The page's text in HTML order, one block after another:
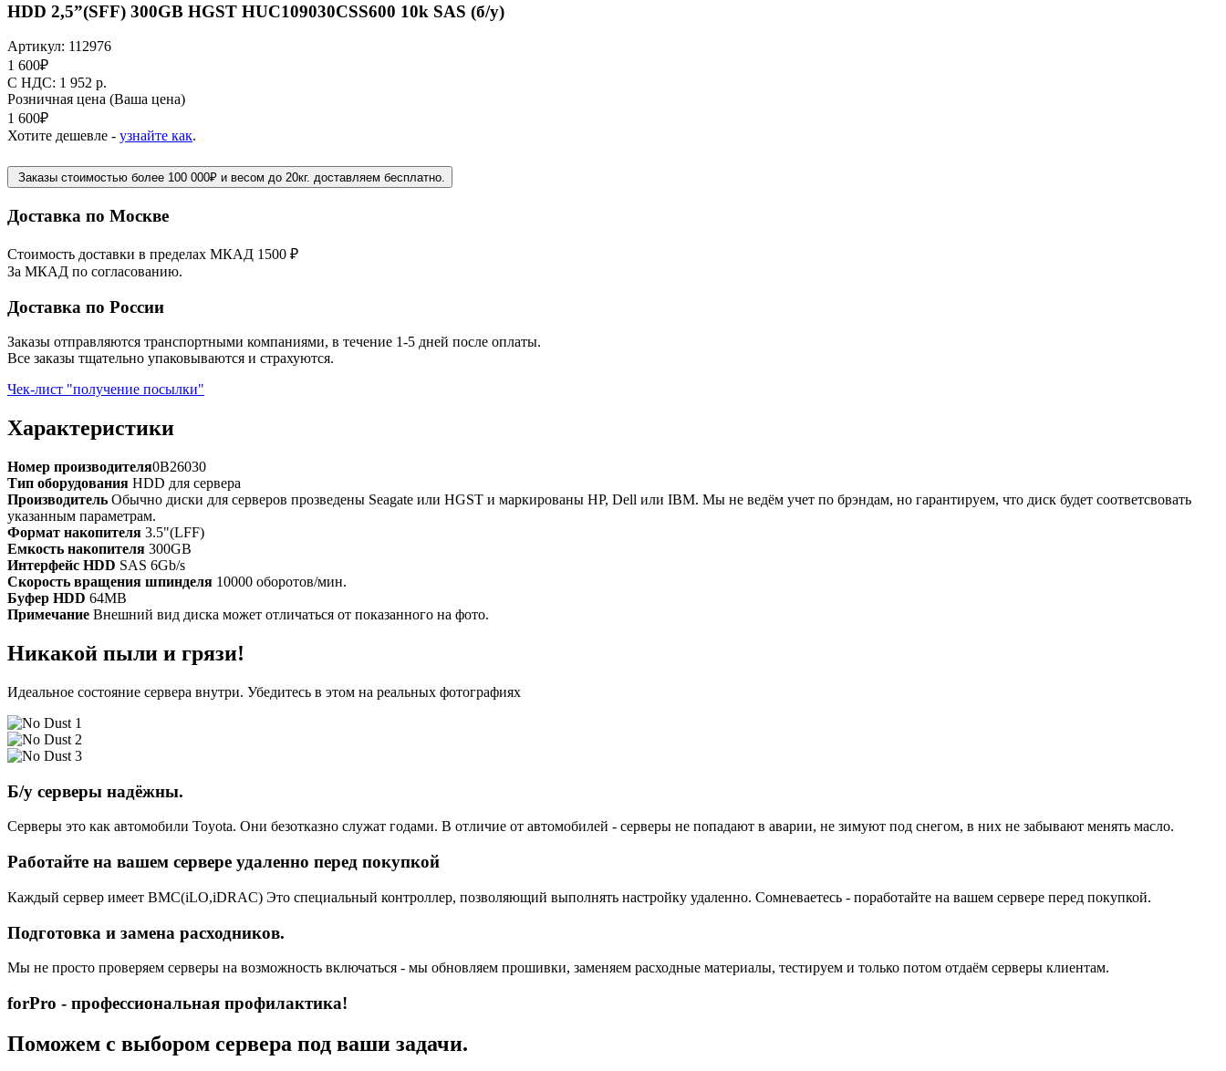
HDD 2,5”(SFF) 300GB HGST HUC109030CSS600 10k SAS (б/у)
Артикул: 112976
1 600₽
C НДС: 1 952 р.
Розничная цена (Ваша цена)
1 600₽
Хотите дешевле - узнайте как.
Заказы стоимостью более 100 000₽ и весом до 20кг. доставляем бесплатно.
Доставка по Москве
Стоимость доставки в пределах МКАД 1500 ₽
За МКАД по согласованию.
Доставка по России
Заказы отправляются транспортными компаниями, в течение 1-5 дней после оплаты.
Все заказы тщательно упаковываются и страхуются.
Чек-лист "получение посылки"
Характеристики
Номер производителя0B26030
Тип оборудования HDD для сервера
Производитель Обычно диски для серверов прозведены Seagate или HGST и маркированы HP, Dell или IBM. Мы не ведём учет по брэндам, но гарантируем, что диск будет соответсвовать
указанным параметрам.
Формат накопителя 3.5"(LFF)
Емкость накопителя 300GB
Интерфейс HDD SAS 6Gb/s
Скорость вращения шпинделя 10000 оборотов/мин.
Буфер HDD 64МB
Примечание Внешний вид диска может отличаться от показанного на фото.
Никакой пыли и грязи!
Идеальное состояние сервера внутри. Убедитесь в этом на реальных фотографиях
Б/у серверы надёжны.
Серверы это как автомобили Toyota. Они безотказно служат годами. В отличие от автомобилей - серверы не попадают в аварии, не зимуют под снегом, в них не забывают менять масло.
Работайте на вашем сервере удаленно перед покупкой
Каждый сервер имеет BMC(iLO,iDRAC) Это специальный контроллер, позволяющий выполнять настройку удаленно. Сомневаетесь - поработайте на вашем сервере перед покупкой.
Подготовка и замена расходников.
Мы не просто проверяем серверы на возможность включаться - мы обновляем прошивки, заменяем расходные материалы, тестируем и только потом отдаём серверы клиентам.
forPro - профессиональная профилактика!
Поможем с выбором сервера под ваши задачи.